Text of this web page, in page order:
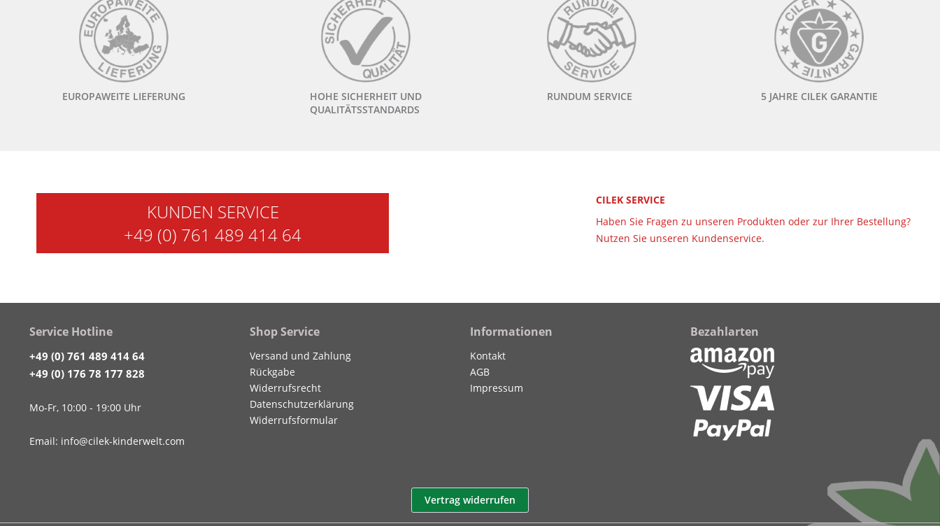
EUROPAWEITE LIEFERUNG
HOHE SICHERHEIT UND
QUALITÄTSSTANDARDS
RUNDUM SERVICE 5 JAHRE CILEK GARANTIE
KUNDEN SERVICE
+49 (0) 761 489 414 64
CILEK SERVICE
Haben Sie Fragen zu unseren Produkten oder zur Ihrer Bestellung?
Nutzen Sie unseren Kundenservice.
Service Hotline
+49 (0) 761 489 414 64
+49 (0) 176 78 177 828
Mo-Fr, 10:00 - 19:00 Uhr
Email: info@cilek-kinderwelt.com
Shop Service
Versand und Zahlung
Rückgabe
Widerrufsrecht
Datenschutzerklärung
Widerrufsformular
Informationen
Kontakt
AGB
Impressum
Bezahlarten
Vertrag widerrufen